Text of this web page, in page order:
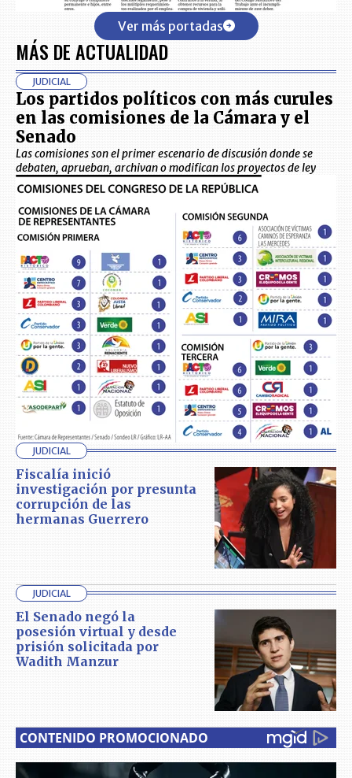
Ver más portadas
MÁS DE ACTUALIDAD
JUDICIAL
Los partidos políticos con más curules
en las comisiones de la Cámara y el
Senado
Las comisiones son el primer escenario de discusión donde se
debaten, aprueban, archivan o modifican los proyectos de ley
JUDICIAL
Fiscalía inició
investigación por presunta
corrupción de las
hermanas Guerrero
JUDICIAL
El Senado negó la
posesión virtual y desde
prisión solicitada por
Wadith Manzur